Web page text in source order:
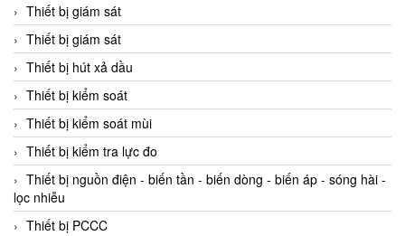
Thiết bị giám sát
Thiết bị giám sát
Thiết bị hút xả dầu
Thiết bị kiểm soát
Thiết bị kiểm soát mùi
Thiết bị kiểm tra lực đo
Thiết bị nguồn điện - biến tần - biến dòng - biến áp - sóng hài -
lọc nhiễu
Thiết bị PCCC